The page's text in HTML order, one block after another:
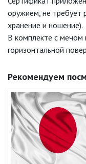
оружием, не требует
хранение и ношение).
В комплекте с мечом
горизонтальной
Рекомендуем